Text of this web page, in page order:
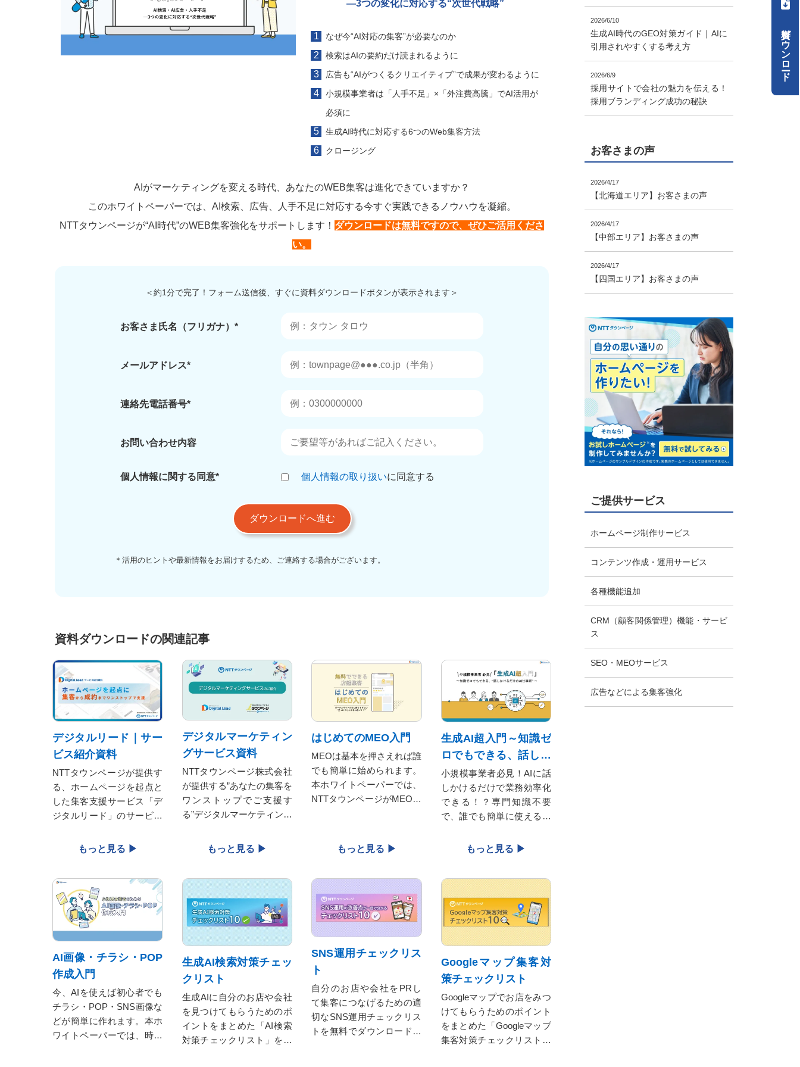
資料ダウンロード
―3つの変化に対応する“次世代戦略”
なぜ今“AI対応の集客”が必要なのか
検索はAIの要約だけ読まれるように
広告も“AIがつくるクリエイティブ”で成果が変わるように
小規模事業者は「人手不足」×「外注費高騰」でAI活用が
必須に
生成AI時代に対応する6つのWeb集客方法
クロージング
AIがマーケティングを変える時代、あなたのWEB集客は進化できていますか？
このホワイトペーパーでは、AI検索、広告、人手不足に対応する今すぐ実践できるノウハウを凝縮。
NTTタウンページが“AI時代”のWEB集客強化をサポートします！ ダウンロードは無料ですので、ぜひご活用くださ
い。
＜約1分で完了！フォーム送信後、すぐに資料ダウンロードボタンが表示されます＞
お客さま氏名（フリガナ）*
メールアドレス*
連絡先電話番号*
お問い合わせ内容
個人情報に関する同意* 個人情報の取り扱いに同意する
＊活用のヒントや最新情報をお届けするため、ご連絡する場合がございます。
資料ダウンロードの関連記事
デジタルリード｜サー
ビス紹介資料
NTTタウンページが提供す
る、ホームページを起点と
した集客支援サービス「デ
ジタルリード」のサービス
ードいただけます。Webで
デジタルマーケティン
グサービス資料
NTTタウンページ株式会社
が提供する”あなたの集客を
ワンストップでご支援す
る”デジタルマーケティング
ウンロードいただけます。
はじめてのMEO入門
MEOは基本を押さえれば誰
でも簡単に始められます。
本ホワイトペーパーでは、
NTTタウンページがMEOの
でダウンロードして、今日
からGoogleマップでの集客
生成AI超入門～知識ゼ
ロでもできる、話しか
けるだけのAI仕事術～
小規模事業者必見！AIに話
しかけるだけで業務効率化
できる！？専門知識不要
で、誰でも簡単に使える最
AI画像・チラシ・POP
作成入門
今、AIを使えば初心者でも
チラシ・POP・SNS画像な
どが簡単に作れます。本ホ
ワイトペーパーでは、時間
生成AI検索対策チェッ
クリスト
生成AIに自分のお店や会社
を見つけてもらうためのポ
イントをまとめた「AI検索
対策チェックリスト」を無
SNS運用チェックリス
ト
自分のお店や会社をPRし
て集客につなげるための適
切なSNS運用チェックリス
トを無料でダウンロードい
Googleマップ集客対
策チェックリスト
Googleマップでお店をみつ
けてもらうためのポイント
をまとめた「Googleマップ
集客対策チェックリスト」
2026/6/10
生成AI時代のGEO対策ガイド｜AIに
引用されやすくする考え方
2026/6/9
採用サイトで会社の魅力を伝える！
採用ブランディング成功の秘訣
お客さまの声
2026/4/17
【北海道エリア】お客さまの声
2026/4/17
【中部エリア】お客さまの声
2026/4/17
【四国エリア】お客さまの声
ご提供サービス
ホームページ制作サービス
コンテンツ作成・運用サービス
各種機能追加
CRM（顧客関係管理）機能・サービ
ス
SEO・MEOサービス
広告などによる集客強化